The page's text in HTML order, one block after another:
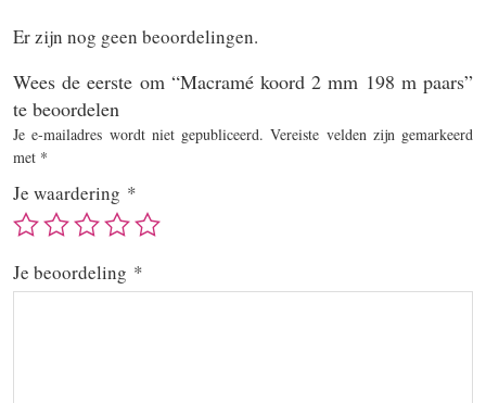
Er zijn nog geen beoordelingen.
Wees de eerste om “Macramé koord 2 mm 198 m paars”
te beoordelen
Je e-mailadres wordt niet gepubliceerd. Vereiste velden zijn gemarkeerd
met *
Je waardering *
Je beoordeling *